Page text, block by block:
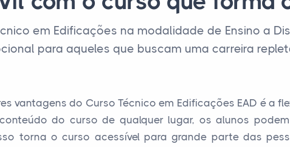
em Edificações na modalidade de Ensino a
para aqueles que buscam uma carreira
vantagens do Curso Técnico em Edificações EAD é a
do curso de qualquer lugar, os alunos
torna o curso acessível para grande parte das